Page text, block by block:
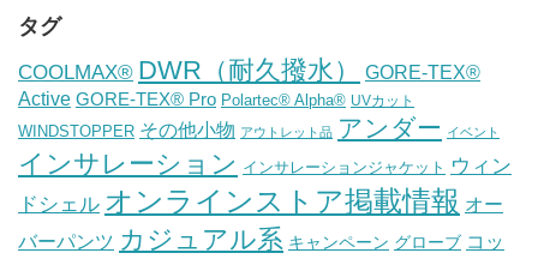
タグ
COOLMAX® DWR（耐久撥水）
GORE-TEX®
Active GORE-TEX® Pro Polartec® Alpha® UVカット
WINDSTOPPER その他小物 アウトレット品 アンダー イベント
インサレーション インサレーションジャケット ウィン
ドシェル オンラインストア掲載情報 オー
バーパンツ カジュアル系 キャンペーン グローブ コッ